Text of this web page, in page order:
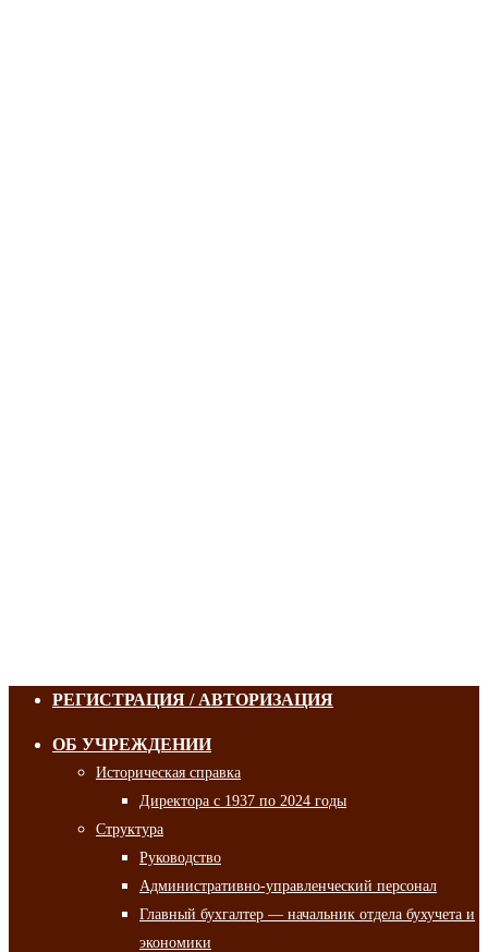
РЕГИСТРАЦИЯ / АВТОРИЗАЦИЯ
ОБ УЧРЕЖДЕНИИ
Историческая справка
Директора с 1937 по 2024 годы
Структура
Руководство
Административно-управленческий персонал
Главный бухгалтер — начальник отдела бухучета и
экономики